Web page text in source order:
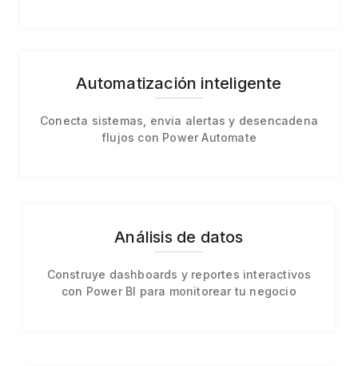
Automatización inteligente
Conecta sistemas, envia alertas y desencadena
flujos con Power Automate
Análisis de datos
Construye dashboards y reportes interactivos
con Power BI para monitorear tu negocio